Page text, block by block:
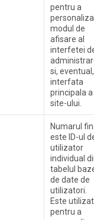
pentru a
personaliza
modul de
afisare al
interfetei
si, eventual,
interfata
principala a
site-ului.
Numarul
este ID-ul
utilizator
individual
tabelul
de date de
utilizatori.
Este utilizat
pentru a